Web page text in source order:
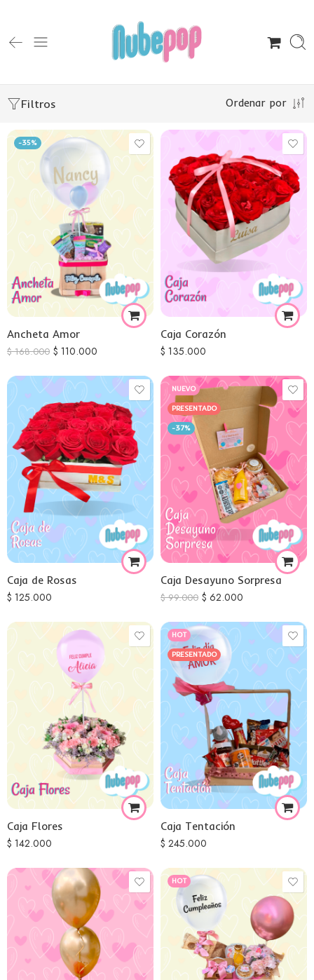
Filtros Ordenar por
-35%
Ancheta Amor
$168.000 $ 110.000
Caja Corazón
$ 135.000
Caja de Rosas
$ 125.000
NUEVO
PRESENTADO
-37%
Caja Desayuno Sorpresa
$99.000 $ 62.000
Caja Flores
$ 142.000
HOT
PRESENTADO
Caja Tentación
$ 245.000
HOT